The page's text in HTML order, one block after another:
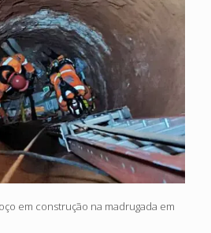
em construção na madrugada em